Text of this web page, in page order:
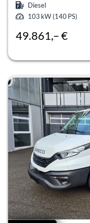
Diesel
103 kW (140 PS)
49.861,– €